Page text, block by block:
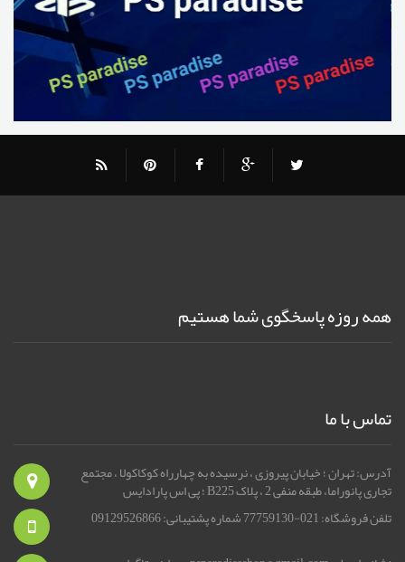
همه روزه پاسخگوی شما هستیم
تماس با ما
آدرس: تهران ؛ خیابان پیروزی ، نرسیده به چهارراه کوکاکولا ، مجتمع
تجاری پانوراما، طبقه منفی 2 ، پلاک B225 ؛ پی اس پارادایس
تلفن فروشگاه: 021-77759130 شماره پشتیبانی: 09129526866